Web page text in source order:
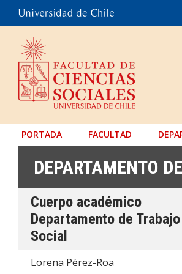
PORTADA FACULTAD
DEPARTAMENTO
Cuerpo académico
Departamento de Trabajo
Social
Lorena Pérez-Roa